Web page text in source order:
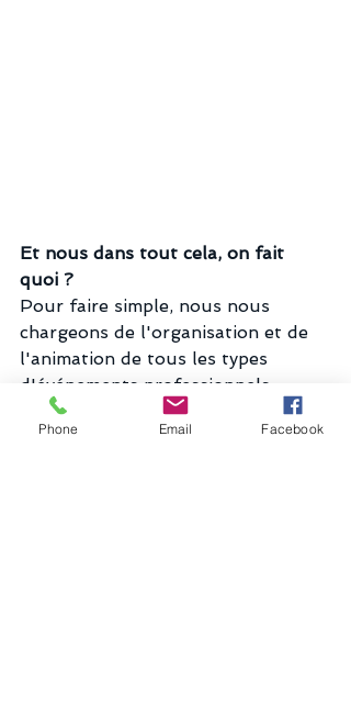
Et nous dans tout cela, on fait
quoi ?
Pour faire simple, nous nous
chargeons de l'organisation et de
l'animation de tous les types
d'événements professionnels,
même ceux non évoqués ci-dessus
comme le lancement de produit, les
Phone Email Facebook